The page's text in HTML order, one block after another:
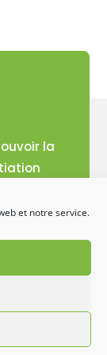
et notre service.
la